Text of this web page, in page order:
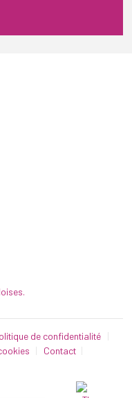
de confidentialité
Contact